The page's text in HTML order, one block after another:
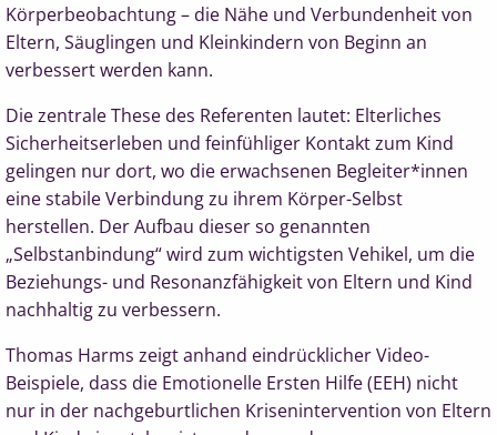
Körperbeobachtung – die Nähe und Verbundenheit von
Eltern, Säuglingen und Kleinkindern von Beginn an
verbessert werden kann.
Die zentrale These des Referenten lautet: Elterliches
Sicherheitserleben und feinfühliger Kontakt zum Kind
gelingen nur dort, wo die erwachsenen Begleiter*innen
eine stabile Verbindung zu ihrem Körper-Selbst
herstellen. Der Aufbau dieser so genannten
„Selbstanbindung“ wird zum wichtigsten Vehikel, um die
Beziehungs- und Resonanzfähigkeit von Eltern und Kind
nachhaltig zu verbessern.
Thomas Harms zeigt anhand eindrücklicher Video-
Beispiele, dass die Emotionelle Ersten Hilfe (EEH) nicht
nur in der nachgeburtlichen Krisenintervention von Eltern